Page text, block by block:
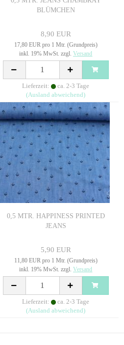
BLÜMCHEN
8,90 EUR
17,80 EUR pro 1 Mtr. (Grundpreis)
inkl. 19% MwSt. zzgl.Versand
Lieferzeit:
ca. 2-3 Tage
(Ausland abweichend)
0,5 MTR. HAPPINESS PRINTED
JEANS
5,90 EUR
11,80 EUR pro 1 Mtr. (Grundpreis)
inkl. 19% MwSt. zzgl.Versand
Lieferzeit:
ca. 2-3 Tage
(Ausland abweichend)